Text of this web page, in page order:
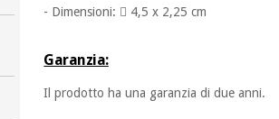
- Dimensioni:  4,5 x 2,25 cm
Garanzia:
Il prodotto ha una garanzia di due anni.